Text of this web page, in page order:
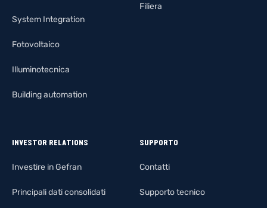
System Integration
Fotovoltaico
Illuminotecnica
Building automation
Filiera
INVESTOR RELATIONS
Investire in Gefran
Principali dati consolidati
SUPPORTO
Contatti
Supporto tecnico